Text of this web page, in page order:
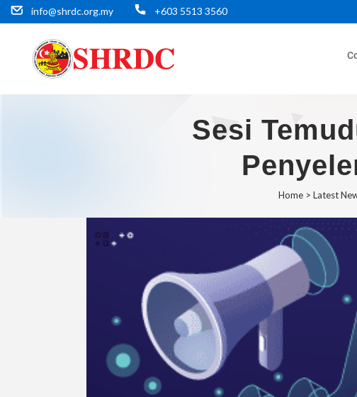
info@shrdc.org.my +603 5513 3560
Sesi
Home> Latest